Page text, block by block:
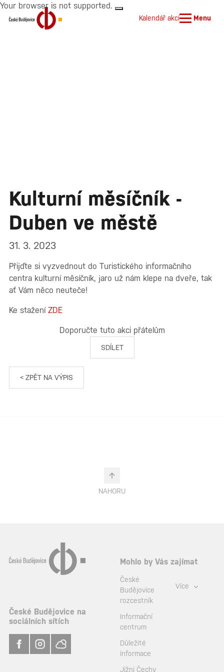
Your browser is not supported.
Kalendář akcí Menu
Kulturní měsíčník -
Duben ve městě
31. 3. 2023
Přijďte si vyzvednout do Turistického informačního
centra kulturní měsíčník, jaro už nám klepe na dveře, tak
ať Vám něco neuteče!
Ke stažení ZDE
Doporučte tuto akci přátelům
SDÍLET
< ZPĚT NA VÝPIS
NAHORU
České Budějovice na
sociálních sítích
Mohlo by Vás zajímat
České
Budějovice
rozcestník
Informační
centrum
Důležité
informace
Jižní Čechy
Více